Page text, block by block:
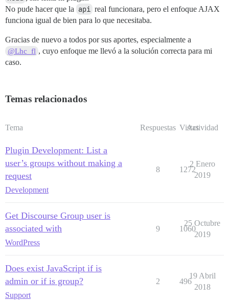
No pude hacer que la api real funcionara, pero el enfoque AJAX
funciona igual de bien para lo que necesitaba.
Gracias de nuevo a todos por sus aportes, especialmente a
@Lhc_fl , cuyo enfoque me llevó a la solución correcta para mi
caso.
Temas relacionados
Tema Respuestas Vistas
Actividad
Plugin Development: List a
user’s groups without making a
request
Development
8 1272
2 Enero
2019
Get Discourse Group user is
associated with
WordPress
9 1060
25 Octubre
2019
Does exist JavaScript if is
admin or if is group?
Support
2 496
19 Abril
2018